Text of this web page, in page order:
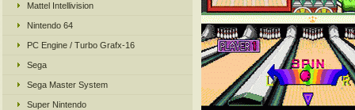
Mattel Intellivision
Nintendo 64
PC Engine / Turbo Grafx-16
Sega
Sega Master System
Super Nintendo